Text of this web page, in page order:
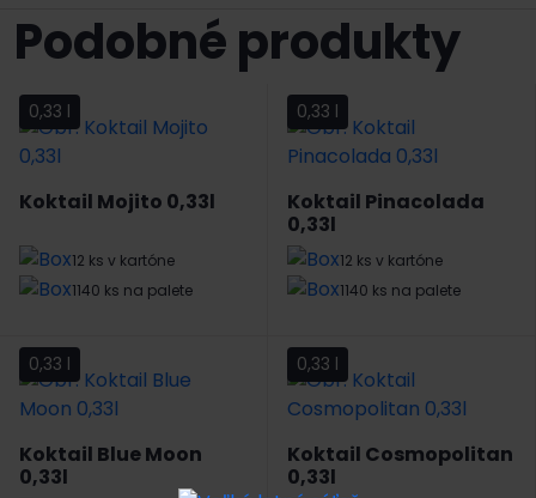
Podobné produkty
0,33 l
Koktail Mojito 0,33l
12 ks v kartóne
1140 ks na palete
0,33 l
Koktail Pinacolada
0,33l
12 ks v kartóne
1140 ks na palete
0,33 l
Koktail Blue Moon
0,33l
0,33 l
Koktail Cosmopolitan
0,33l